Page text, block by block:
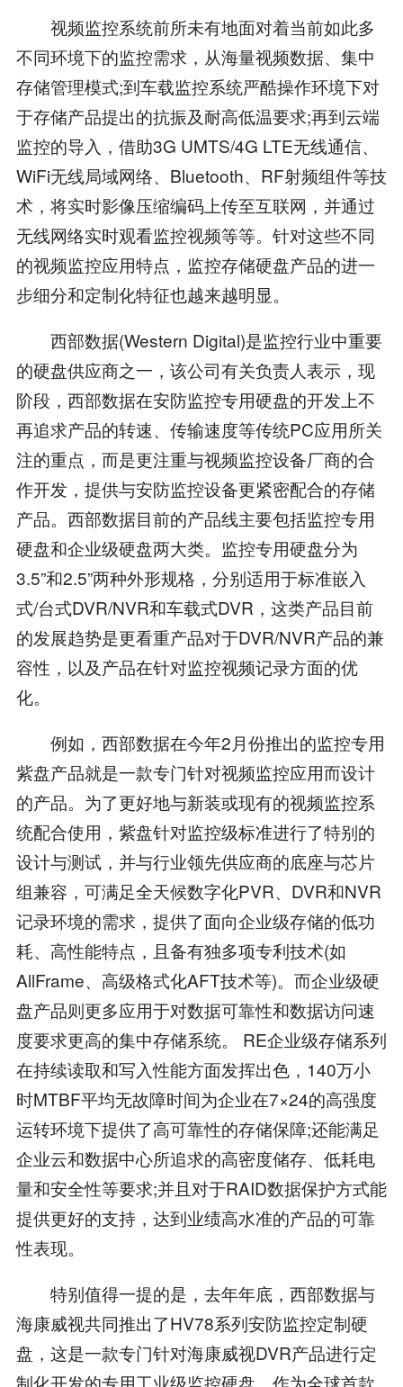
视频监控系统前所未有地面对着当前如此多
不同环境下的监控需求，从海量视频数据、集中
存储管理模式;到车载监控系统严酷操作环境下对
于存储产品提出的抗振及耐高低温要求;再到云端
监控的导入，借助3G UMTS/4G LTE无线通信、
WiFi无线局域网络、Bluetooth、RF射频组件等技
术，将实时影像压缩编码上传至互联网，并通过
无线网络实时观看监控视频等等。针对这些不同
的视频监控应用特点，监控存储硬盘产品的进一
步细分和定制化特征也越来越明显。
西部数据(Western Digital)是监控行业中重要
的硬盘供应商之一，该公司有关负责人表示，现
阶段，西部数据在安防监控专用硬盘的开发上不
再追求产品的转速、传输速度等传统PC应用所关
注的重点，而是更注重与视频监控设备厂商的合
作开发，提供与安防监控设备更紧密配合的存储
产品。西部数据目前的产品线主要包括监控专用
硬盘和企业级硬盘两大类。监控专用硬盘分为
3.5”和2.5”两种外形规格，分别适用于标准嵌入
式/台式DVR/NVR和车载式DVR，这类产品目前
的发展趋势是更看重产品对于DVR/NVR产品的兼
容性，以及产品在针对监控视频记录方面的优
化。
例如，西部数据在今年2月份推出的监控专用
紫盘产品就是一款专门针对视频监控应用而设计
的产品。为了更好地与新装或现有的视频监控系
统配合使用，紫盘针对监控级标准进行了特别的
设计与测试，并与行业领先供应商的底座与芯片
组兼容，可满足全天候数字化PVR、DVR和NVR
记录环境的需求，提供了面向企业级存储的低功
耗、高性能特点，且备有独多项专利技术(如
AllFrame、高级格式化AFT技术等)。而企业级硬
盘产品则更多应用于对数据可靠性和数据访问速
度要求更高的集中存储系统。 RE企业级存储系列
在持续读取和写入性能方面发挥出色，140万小
时MTBF平均无故障时间为企业在7×24的高强度
运转环境下提供了高可靠性的存储保障;还能满足
企业云和数据中心所追求的高密度储存、低耗电
量和安全性等要求;并且对于RAID数据保护方式能
提供更好的支持，达到业绩高水准的产品的可靠
性表现。
特别值得一提的是，去年年底，西部数据与
海康威视共同推出了HV78系列安防监控定制硬
盘，这是一款专门针对海康威视DVR产品进行定
制化开发的专用工业级监控硬盘。作为全球首款